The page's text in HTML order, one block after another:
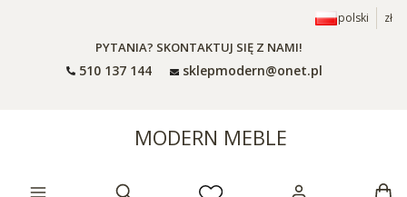
polski zł
PYTANIA? SKONTAKTUJ SIĘ Z NAMI!
510 137 144 sklepmodern@onet.pl
MODERN MEBLE
Otwórz wyszukiwarkę